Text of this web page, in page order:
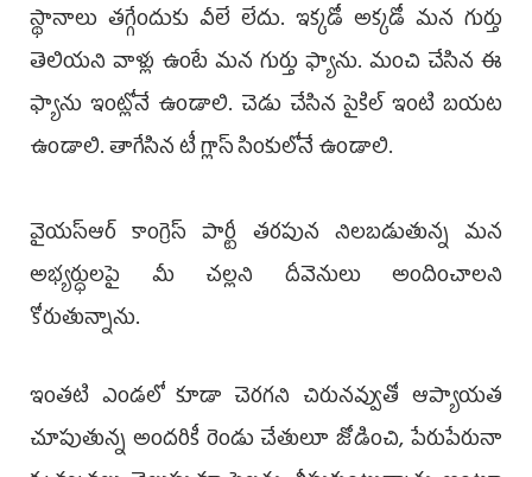
స్థానాలు తగ్గేందుకు వీలే లేదు. ఇక్కడో అక్కడో మన గుర్తు
తెలియని వాళ్లు ఉంటే మన గుర్తు ఫ్యాను. మంచి చేసిన ఈ
ఫ్యాను ఇంట్లోనే ఉండాలి. చెడు చేసిన సైకిల్ ఇంటి బయట
ఉండాలి. తాగేసిన టీ గ్లాస్ సింకులోనే ఉండాలి.
వైయస్ఆర్ కాంగ్రెస్ పార్టీ తరపున నిలబడుతున్న మన
అభ్యర్ధులపై మీ చల్లని దీవెనులు అందించాలని
కోరుతున్నాను.
ఇంతటి ఎండలో కూడా చెరగని చిరునవ్వుతో ఆప్యాయత
చూపుతున్న అందరికీ రెండు చేతులూ జోడించి, పేరుపేరునా